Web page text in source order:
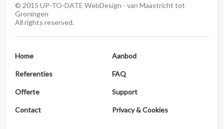
© 2015 UP-TO-DATE WebDesign - van Maastricht tot
Groningen
All rights reserved.
Home Aanbod
Referenties FAQ
Offerte Support
Contact Privacy & Cookies